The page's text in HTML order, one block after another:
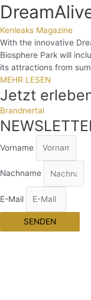
Kenleaks Magazine
With the innovative
Biosphere Park will
its attractions from
MEHR LESEN
Jetzt
Brandnertal
Vorname
Nachname
E-Mail
SENDEN